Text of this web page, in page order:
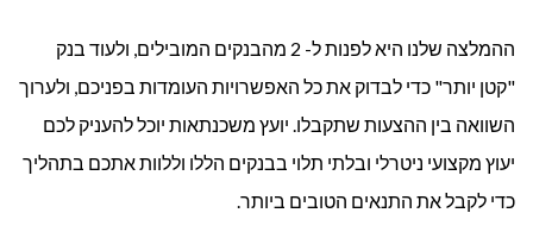
ההמלצה שלנו היא לפנות ל- 2 מהבנקים המובילים, ולעוד בנק
"קטן יותר" כדי לבדוק את כל האפשרויות העומדות בפניכם, ולערוך
השוואה בין ההצעות שתקבלו. יועץ משכנתאות יוכל להעניק לכם
יעוץ מקצועי ניטרלי ובלתי תלוי בבנקים הללו וללוות אתכם בתהליך
כדי לקבל את התנאים הטובים ביותר.